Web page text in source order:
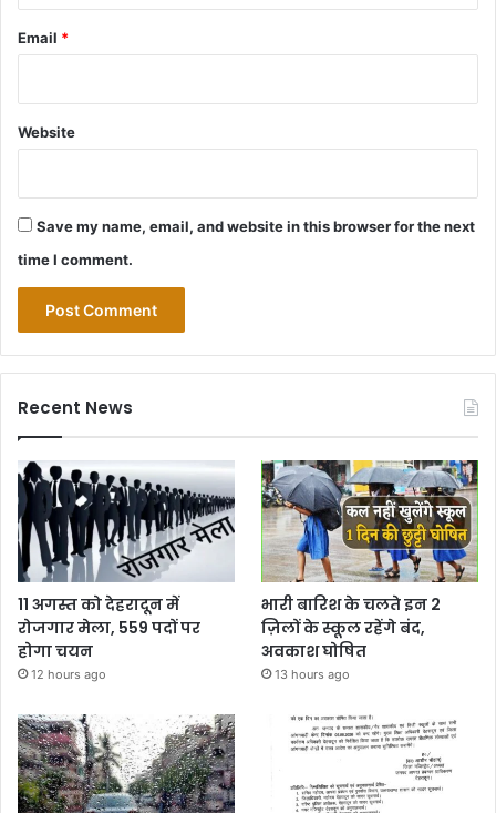
Email *
Website
Save my name, email, and website in this browser for the next
time I comment.
Recent News
11 अगस्त को देहरादून में
रोजगार मेला, 559 पदों पर
होगा चयन
12 hours ago
भारी बारिश के चलते इन 2
ज़िलों के स्कूल रहेंगे बंद,
अवकाश घोषित
13 hours ago